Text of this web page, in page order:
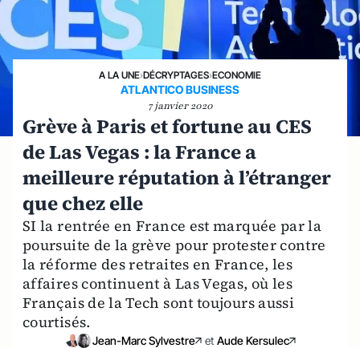
A LA UNE›DÉCRYPTAGES›ECONOMIE
ATLANTICO BUSINESS
7 janvier 2020
Grève à Paris et fortune au CES
de Las Vegas : la France a
meilleure réputation à l’étranger
que chez elle
SI la rentrée en France est marquée par la
poursuite de la grève pour protester contre
la réforme des retraites en France, les
affaires continuent à Las Vegas, où les
Français de la Tech sont toujours aussi
courtisés.
Jean-Marc Sylvestre et Aude Kersulec